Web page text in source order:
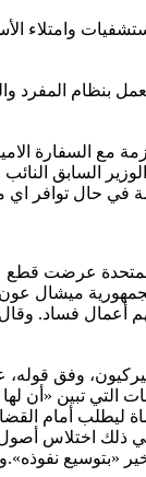
وامتلاء
للدفاع، سيقرر في اجتماعه غداً اقفال
مع السفارة
السابق النائب
في حال توافر
عرضت
ميشال
فساد.
وفق قوله،
تبين «أن
أمام
ذلك اختلاس